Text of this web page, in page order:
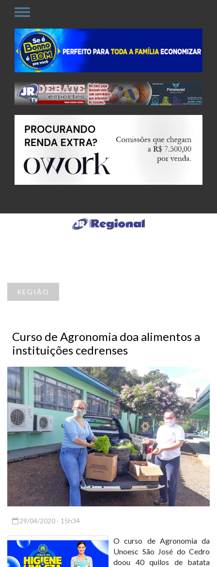
REGIÃO
Curso de Agronomia doa alimentos a
instituições cedrenses
29/04/2020 - 15h34
O curso de Agronomia da
Unoesc São José do Cedro
doou 40 quilos de batata